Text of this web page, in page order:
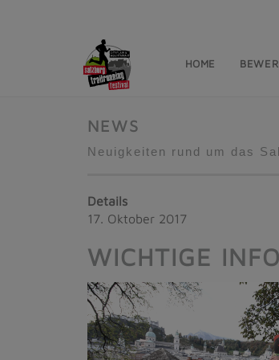
HOME
NEWS
Neuigkeiten rund um das
Details
17. Oktober 2017
WICHTIGE